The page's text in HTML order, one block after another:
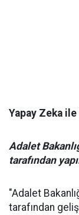
Yapay Zeka
Adalet
tarafından
"Adalet
tarafından